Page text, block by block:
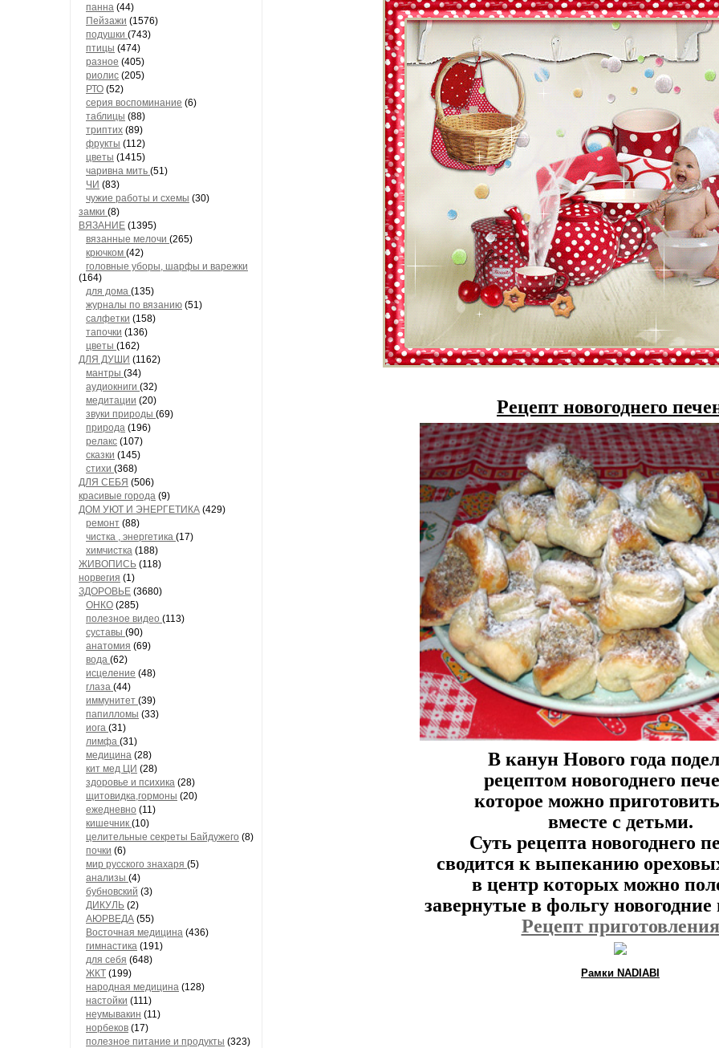
панна (44)
Пейзажи (1576)
подушки (743)
птицы (474)
разное (405)
риолис (205)
РТО (52)
серия воспоминание (6)
таблицы (88)
триптих (89)
фрукты (112)
цветы (1415)
чаривна мить (51)
ЧИ (83)
чужие работы и схемы (30)
замки (8)
ВЯЗАНИЕ (1395)
вязанные мелочи (265)
крючком (42)
головные уборы, шарфы и варежки
(164)
для дома (135)
журналы по вязанию (51)
салфетки (158)
тапочки (136)
цветы (162)
ДЛЯ ДУШИ (1162)
мантры (34)
аудиокниги (32)
медитации (20)
звуки природы (69)
природа (196)
релакс (107)
сказки (145)
стихи (368)
ДЛЯ СЕБЯ (506)
красивые города (9)
ДОМ УЮТ И ЭНЕРГЕТИКА (429)
ремонт (88)
чистка , энергетика (17)
химчистка (188)
ЖИВОПИСЬ (118)
норвегия (1)
ЗДОРОВЬЕ (3680)
ОНКО (285)
полезное видео (113)
суставы (90)
анатомия (69)
вода (62)
исцеление (48)
глаза (44)
иммунитет (39)
папилломы (33)
иога (31)
лимфа (31)
медицина (28)
кит мед ЦИ (28)
здоровье и психика (28)
щитовидка,гормоны (20)
ежедневно (11)
кишечник (10)
целительные секреты Байдужего (8)
почки (6)
мир русского знахаря (5)
анализы (4)
бубновский (3)
ДИКУЛЬ (2)
АЮРВЕДА (55)
Восточная медицина (436)
гимнастика (191)
для себя (648)
ЖКТ (199)
народная медицина (128)
настойки (111)
неумывакин (11)
норбеков (17)
полезное питание и продукты (323)
Рецепт новогоднего
В канун Нового года
рецептом новогоднего
которое можно
вместе с детьми.
Суть рецепта новогоднего
сводится к выпеканию
в центр которых можно
завернутые в фольгу
Рецепт приготовления
Рамки NADIABI